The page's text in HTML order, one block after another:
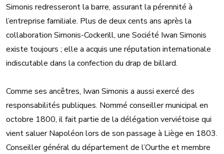
Simonis redresseront la barre, assurant la pérennité à
l’entreprise familiale. Plus de deux cents ans après la
collaboration Simonis-Cockerill, une Société Iwan Simonis
existe toujours ; elle a acquis une réputation internationale
indiscutable dans la confection du drap de billard.
Comme ses ancêtres, Iwan Simonis a aussi exercé des
responsabilités publiques. Nommé conseiller municipal en
octobre 1800, il fait partie de la délégation verviétoise qui
vient saluer Napoléon lors de son passage à Liège en 1803.
Conseiller général du département de l’Ourthe et membre